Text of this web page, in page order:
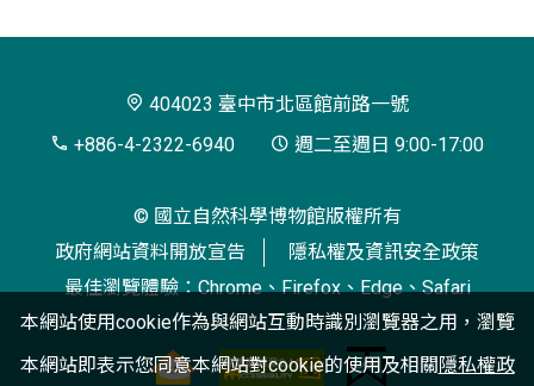
博
閱
404023 臺中市北區館前路一號
+886-4-2322-6940
週二至週日 9:00-17:00
© 國立自然科學博物館版權所有
政府網站資料開放宣告
隱私權及資訊安全政策
最佳瀏覽體驗：Chrome、Firefox、Edge、Safari
本網站使用cookie作為與網站互動時識別瀏覽器之用，瀏覽
本網站即表示您同意本網站對cookie的使用及相關隱私權政